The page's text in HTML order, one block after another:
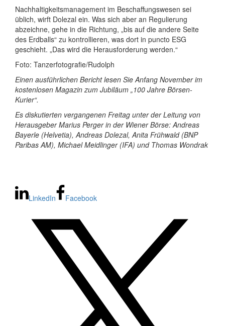
Nachhaltigkeitsmanagement im Beschaffungswesen sei
üblich, wirft Dolezal ein. Was sich aber an Regulierung
abzeichne, gehe in die Richtung, „bis auf die andere Seite
des Erdballs“ zu kontrollieren, was dort in puncto ESG
geschieht. „Das wird die Herausforderung werden.“
Foto: Tanzerfotografie/Rudolph
Einen ausführlichen Bericht lesen Sie Anfang November im
kostenlosen Magazin zum Jubiläum „100 Jahre Börsen-
Kurier“.
Es diskutierten vergangenen Freitag unter der Leitung von
Herausgeber Marius Perger in der Wiener Börse: Andreas
Bayerle (Helvetia), Andreas Dolezal, Anita Frühwald (BNP
Paribas AM), Michael Meidlinger (IFA) und Thomas Wondrak
LinkedIn Facebook